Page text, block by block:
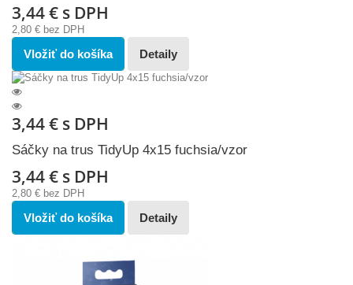
3,44 € s DPH
2,80 € bez DPH
Vložiť do košíka Detaily
3,44 € s DPH
Sáčky na trus TidyUp 4x15 fuchsia/vzor
3,44 € s DPH
2,80 € bez DPH
Vložiť do košíka Detaily